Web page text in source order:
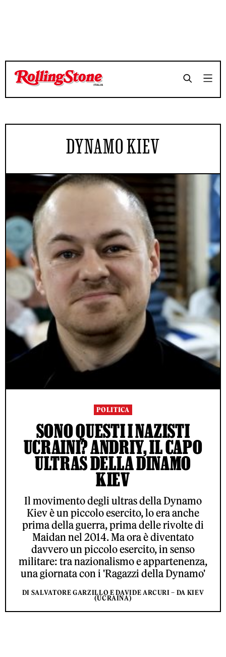
DYNAMO KIEV
POLITICA
SONO QUESTI I NAZISTI
UCRAINI? ANDRIY, IL CAPO
ULTRAS DELLA DINAMO
KIEV
Il movimento degli ultras della Dynamo
Kiev è un piccolo esercito, lo era anche
prima della guerra, prima delle rivolte di
Maidan nel 2014. Ma ora è diventato
davvero un piccolo esercito, in senso
militare: tra nazionalismo e appartenenza,
una giornata con i 'Ragazzi della Dynamo'
DI SALVATORE GARZILLO E DAVIDE ARCURI – DA KIEV
(UCRAINA)